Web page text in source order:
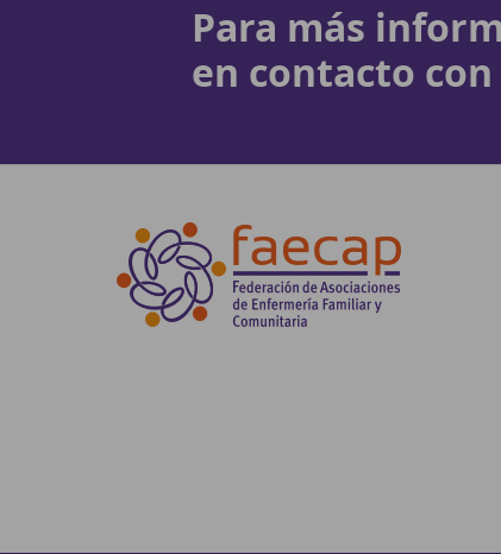
Para más
en contacto